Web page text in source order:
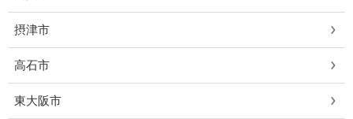
摂津市
高石市
東大阪市